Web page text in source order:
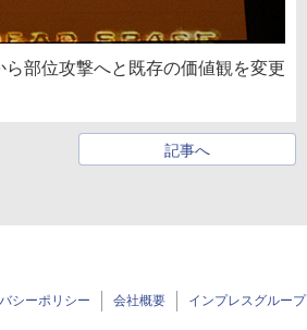
部位攻撃へと既存の価値観を変更
記事へ
シーポリシー 会社概要 インプレスグループ